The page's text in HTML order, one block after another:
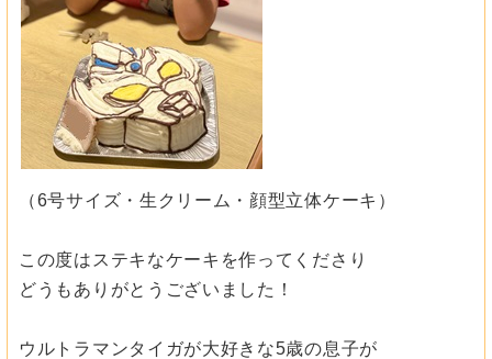
（6号サイズ・生クリーム・顔型立体ケーキ）
この度はステキなケーキを作ってくださり
どうもありがとうございました！
ウルトラマンタイガが大好きな5歳の息子が